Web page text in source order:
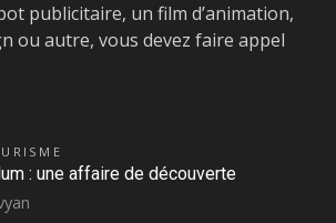
publicitaire, un film d’animation,
ou autre, vous devez faire appel
: une affaire de découverte